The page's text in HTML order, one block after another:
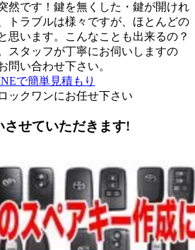
然です！鍵を無くした・鍵が開けれ
トラブルは様々ですが、ほとんどの
思います。こんなことも出来るの？
スタッフが丁寧にお伺いしますの
問い合わせ下さい。
せていただきます!